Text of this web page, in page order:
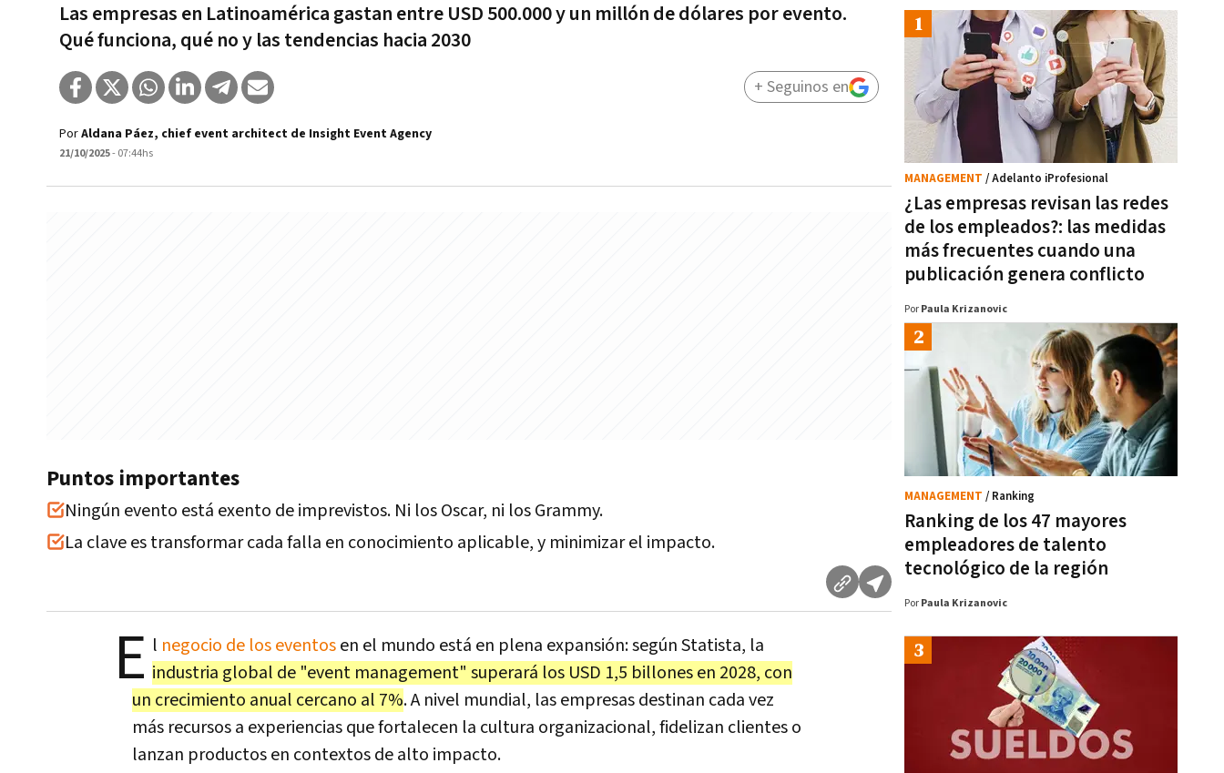
Las empresas en Latinoamérica gastan entre USD 500.000 y un millón de dólares por evento.
Qué funciona, qué no y las tendencias hacia 2030
PorAldana Páez, chief event architect de Insight Event Agency
21/10/2025- 07:44hs
+ Seguinos en
Puntos importantes
Ningún evento está exento de imprevistos. Ni los Oscar, ni los Grammy.
La clave es transformar cada falla en conocimiento aplicable, y minimizar el impacto.
E l negocio de los eventosen el mundo está en plena expansión: según Statista, la
industria global de "event management" superará los USD 1,5 billones en 2028, con
un crecimiento anual cercano al 7%. A nivel mundial, las empresas destinan cada vez
más recursos a experiencias que fortalecen la cultura organizacional, fidelizan clientes o
lanzan productos en contextos de alto impacto.
¿Las empresas revisan las redes
de los empleados?: las medidas
más frecuentes cuando una
publicación genera conflicto
MANAGEMENT / Adelanto iProfesional
Por Paula Krizanovic
Ranking de los 47 mayores
empleadores de talento
tecnológico de la región
MANAGEMENT / Ranking
Por Paula Krizanovic